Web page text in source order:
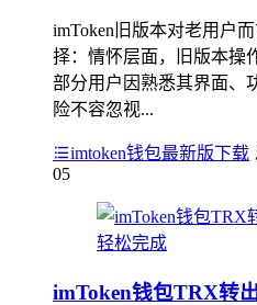
imToken旧版本对老用户
择：情怀层面，旧版本操
部分用户因熟悉其界面、
险不容忽视...
imtoken钱包最新版下载
05
imToken钱包TRX转